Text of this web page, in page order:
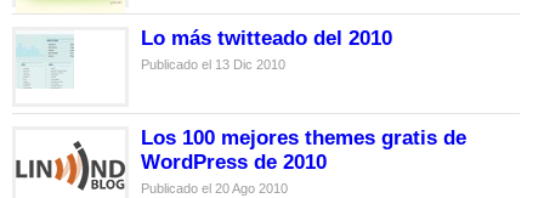
Lo más twitteado del 2010
Publicado el 13 Dic 2010
Los 100 mejores themes gratis de
WordPress de 2010
Publicado el 20 Ago 2010